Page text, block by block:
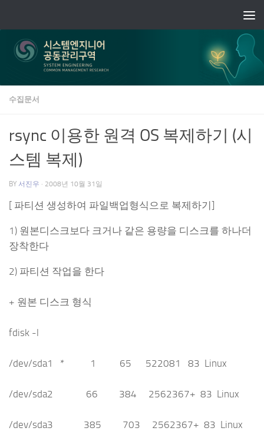
수집문서
rsync 이용한 원격 OS 복제하기 (시
스템 복제)
BY 서진우 · 2008년 10월 31일
[ 파티션 생성하여 파일백업형식으로 복제하기]
1) 원본디스크보다 크거나 같은 용량을 디스크를 하나더
장착한다
2) 파티션 작업을 한다
+ 원본 디스크 형식
fdisk -l
/dev/sda1 * 1 65 522081 83 Linux
/dev/sda2 66 384 2562367+ 83 Linux
/dev/sda3 385 703 2562367+ 83 Linux